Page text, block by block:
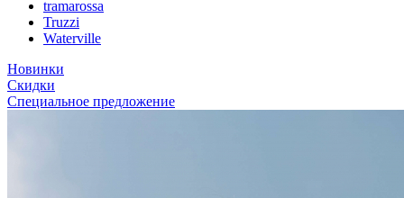
tramarossa
Truzzi
Waterville
Новинки
Скидки
Специальное предложение